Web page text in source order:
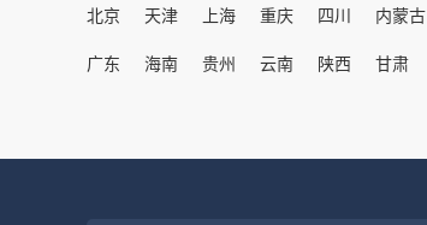
很满意！
北京 天津 上海 重庆 四川 内蒙古
广东
海南 贵州 云南 陕西 甘肃